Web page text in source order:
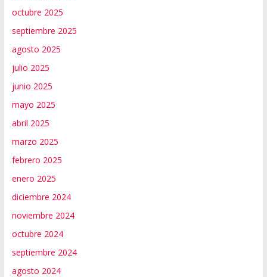
octubre 2025
septiembre 2025
agosto 2025
julio 2025
junio 2025
mayo 2025
abril 2025
marzo 2025
febrero 2025
enero 2025
diciembre 2024
noviembre 2024
octubre 2024
septiembre 2024
agosto 2024